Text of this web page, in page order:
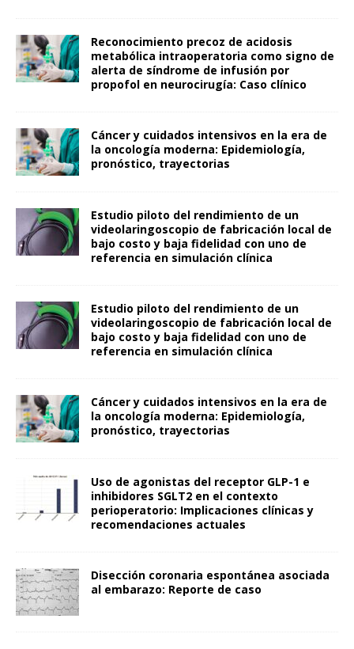
Reconocimiento precoz de acidosis
metabólica intraoperatoria como signo de
alerta de síndrome de infusión por
propofol en neurocirugía: Caso clínico
Cáncer y cuidados intensivos en la era de
la oncología moderna: Epidemiología,
pronóstico, trayectorias
Estudio piloto del rendimiento de un
videolaringoscopio de fabricación local de
bajo costo y baja fidelidad con uno de
referencia en simulación clínica
Estudio piloto del rendimiento de un
videolaringoscopio de fabricación local de
bajo costo y baja fidelidad con uno de
referencia en simulación clínica
Cáncer y cuidados intensivos en la era de
la oncología moderna: Epidemiología,
pronóstico, trayectorias
Uso de agonistas del receptor GLP-1 e
inhibidores SGLT2 en el contexto
perioperatorio: Implicaciones clínicas y
recomendaciones actuales
Disección coronaria espontánea asociada
al embarazo: Reporte de caso